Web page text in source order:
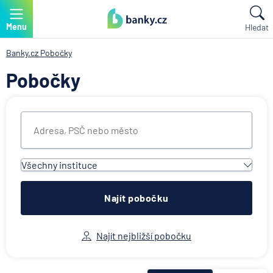
Menu Hledat
Banky.cz Pobočky
Pobočky
Všechny instituce
Všechny instituce
ACE European Group Ltd
Allianz penzijní společnost
Allianz pojišťovna
Najít pobočku
Najít nejbližší pobočku